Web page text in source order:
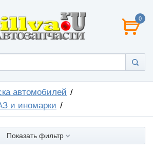
0
автомобилей
и иномарки
Показать фильтр